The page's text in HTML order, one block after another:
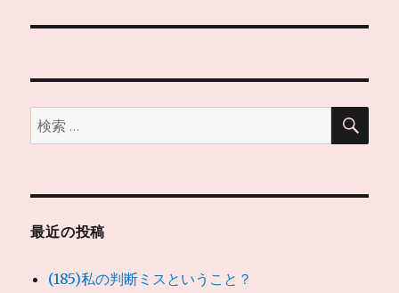
稿:
検
索:
検
最近の投稿
(185)私の判断ミスということ？